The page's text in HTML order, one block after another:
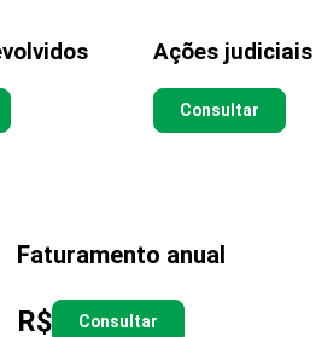
Ações judiciais
Consultar
Faturamento anual
R$ Consultar